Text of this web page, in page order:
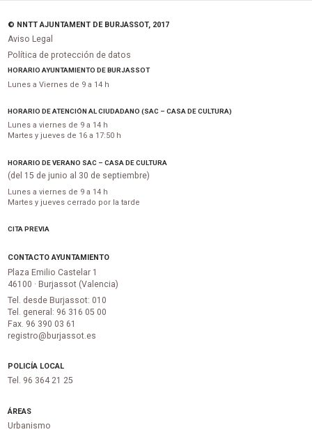
© NNTT AJUNTAMENT DE BURJASSOT, 2017
Aviso Legal
Política de protección de datos
HORARIO AYUNTAMIENTO DE BURJASSOT
Lunes a Viernes de 9 a 14 h
HORARIO DE ATENCIÓN AL CIUDADANO (SAC – CASA DE CULTURA)
Lunes a viernes de 9 a 14 h
Martes y jueves de 16 a 17:50 h
HORARIO DE VERANO SAC – CASA DE CULTURA
(del 15 de junio al 30 de septiembre)
Lunes a viernes de 9 a 14 h
Martes y jueves cerrado por la tarde
CITA PREVIA
CONTACTO AYUNTAMIENTO
Plaza Emilio Castelar 1
46100 · Burjassot (Valencia)
Tel. desde Burjassot: 010
Tel. general: 96 316 05 00
Fax. 96 390 03 61
registro@burjassot.es
POLICÍA LOCAL
Tel. 96 364 21 25
ÁREAS
Urbanismo